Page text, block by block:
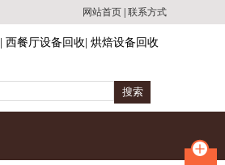
网站首页 联系方式
西餐厅设备回收 烘焙设备回收